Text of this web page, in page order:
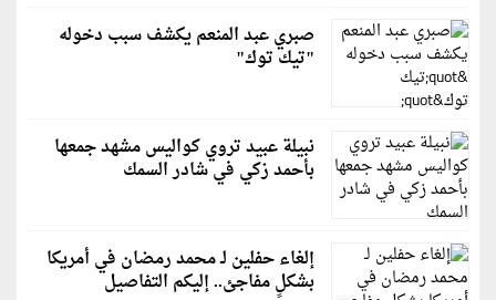
صبري عبد المنعم يكشف سبب دخوله
"تيك توك"
نبيلة عبيد تروي كواليس مشهد جمعها
بأحمد زكي في شادر السمك
إلغاء حفلين لـ محمد رمضان في أمريكا
بشكلٍ مفاجئ.. إليكم التفاصيل